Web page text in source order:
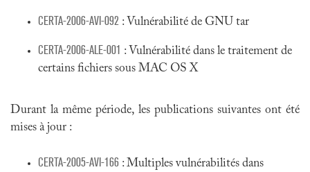
CERTA-2006-AVI-092 : Vulnérabilité de GNU tar
CERTA-2006-ALE-001 : Vulnérabilité dans le traitement de
certains fichiers sous MAC OS X
Durant la même période, les publications suivantes ont été
mises à jour :
CERTA-2005-AVI-166 : Multiples vulnérabilités dans